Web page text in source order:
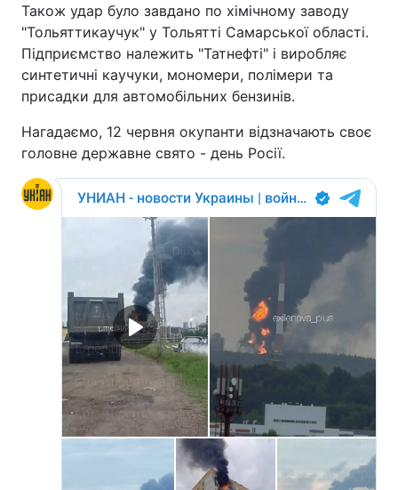
Також удар було завдано по хімічному заводу
"Тольяттикаучук" у Тольятті Самарської області.
Підприємство належить "Татнефті" і виробляє
синтетичні каучуки, мономери, полімери та
присадки для автомобільних бензинів.
Нагадаємо, 12 червня окупанти відзначають своє
головне державне свято - день Росії.